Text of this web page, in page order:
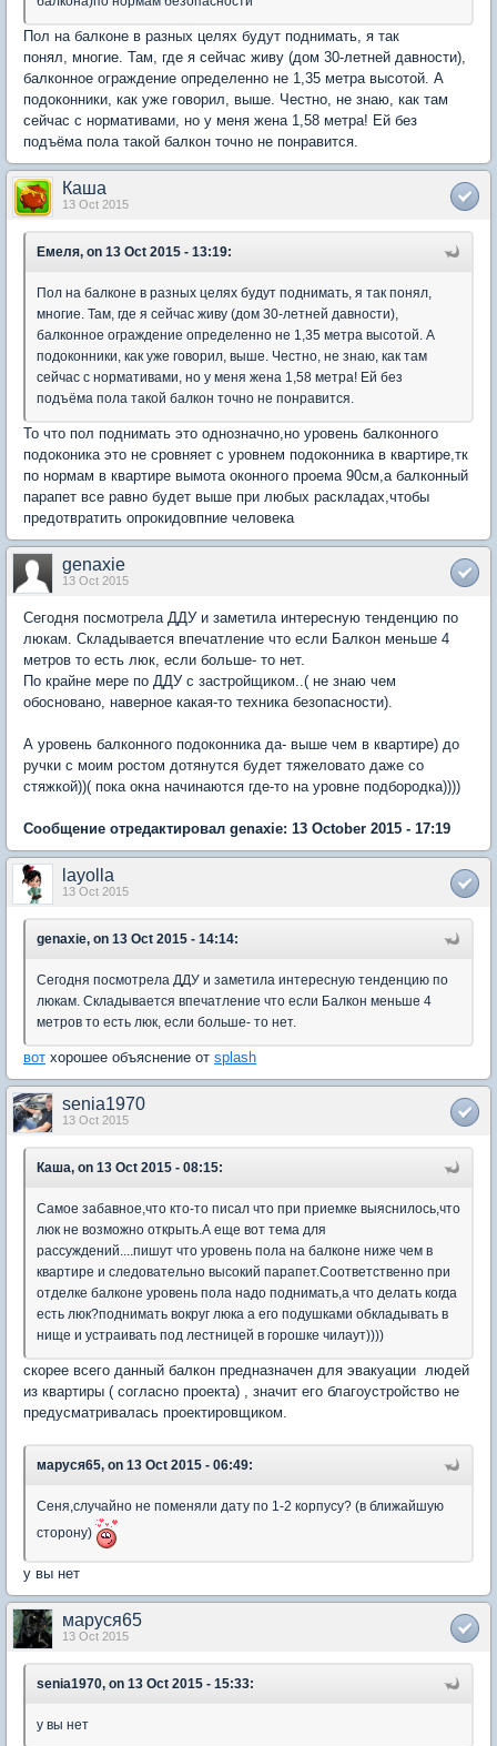
Пол на балконе в разных целях будут поднимать, я так
понял, многие. Там, где я сейчас живу (дом 30-летней давности),
балконное ограждение определенно не 1,35 метра высотой. А
подоконники, как уже говорил, выше. Честно, не знаю, как там
сейчас с нормативами, но у меня жена 1,58 метра! Ей без
подъёма пола такой балкон точно не понравится.
Каша
13 Oct 2015
Емеля, on 13 Oct 2015 - 13:19:
Пол на балконе в разных целях будут поднимать, я так понял,
многие. Там, где я сейчас живу (дом 30-летней давности),
балконное ограждение определенно не 1,35 метра высотой. А
подоконники, как уже говорил, выше. Честно, не знаю, как там
сейчас с нормативами, но у меня жена 1,58 метра! Ей без
подъёма пола такой балкон точно не понравится.
То что пол поднимать это однозначно,но уровень балконного
подоконика это не сровняет с уровнем подоконника в квартире,тк
по нормам в квартире вымота оконного проема 90см,а балконный
парапет все равно будет выше при любых раскладах,чтобы
предотвратить опрокидовпние человека
genaxie
13 Oct 2015
Сегодня посмотрела ДДУ и заметила интересную тенденцию по
люкам. Складывается впечатление что если Балкон меньше 4
метров то есть люк, если больше- то нет.
По крайне мере по ДДУ с застройщиком..( не знаю чем
обосновано, наверное какая-то техника безопасности).
А уровень балконного подоконника да- выше чем в квартире) до
ручки с моим ростом дотянутся будет тяжеловато даже со
стяжкой))( пока окна начинаются где-то на уровне подбородка))))
Сообщение отредактировал genaxie: 13 October 2015 - 17:19
layolla
13 Oct 2015
genaxie, on 13 Oct 2015 - 14:14:
Сегодня посмотрела ДДУ и заметила интересную тенденцию по
люкам. Складывается впечатление что если Балкон меньше 4
метров то есть люк, если больше- то нет.
вот хорошее объяснение от splash
senia1970
13 Oct 2015
Каша, on 13 Oct 2015 - 08:15:
Самое забавное,что кто-то писал что при приемке выяснилось,что
люк не возможно открыть.А еще вот тема для
рассуждений....пишут что уровень пола на балконе ниже чем в
квартире и следовательно высокий парапет.Соответственно при
отделке балконе уровень пола надо поднимать,а что делать когда
есть люк?поднимать вокруг люка а его подушками обкладывать в
нище и устраивать под лестницей в горошке чилаут))))
скорее всего данный балкон предназначен для эвакуации людей
из квартиры ( согласно проекта) , значит его благоустройство не
предусматривалась проектировщиком.
маруся65, on 13 Oct 2015 - 06:49:
Сеня,случайно не поменяли дату по 1-2 корпусу? (в ближайшую
сторону)
у вы нет
маруся65
13 Oct 2015
senia1970, on 13 Oct 2015 - 15:33:
у вы нет